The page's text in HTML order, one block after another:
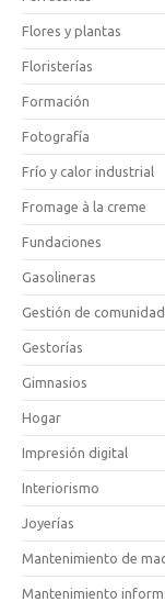
Flores y plantas
Floristerías
Formación
Fotografía
Frío y calor industrial
Fromage à la creme
Fundaciones
Gasolineras
Gestión de
Gestorías
Gimnasios
Hogar
Impresión digital
Interiorismo
Joyerías
Mantenimiento de
Mantenimiento